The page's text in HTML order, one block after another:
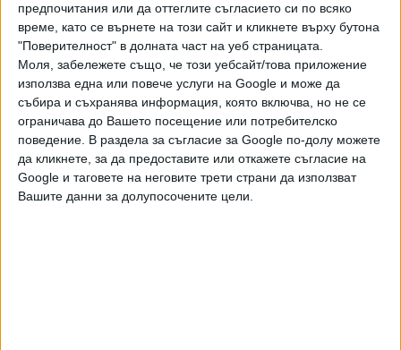
предпочитания или да оттеглите съгласието си по всяко
време, като се върнете на този сайт и кликнете върху бутона
"Поверителност" в долната част на уеб страницата.
Моля, забележете също, че този уебсайт/това приложение
използва една или повече услуги на Google и може да
събира и съхранява информация, която включва, но не се
ограничава до Вашето посещение или потребителско
поведение. В раздела за съгласие за Google по-долу можете
да кликнете, за да предоставите или откажете съгласие на
Google и таговете на неговите трети страни да използват
Вашите данни за долупосочените цели.
Двама кандидат-президенти се борят за любовта на
Радев
НАЙ-ЧЕТЕНИ днес седмица месец
885